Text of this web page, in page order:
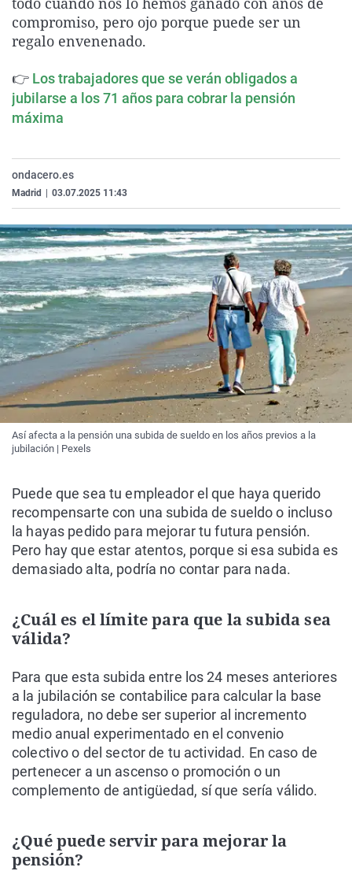
La rosa de los vientos
Caso
Operación Viuda
Extremadura
Navarra
Virales
compromiso, pero ojo porque puede ser un
regalo envenenado.
👉 Los trabajadores que se verán obligados a
jubilarse a los 71 años para cobrar la pensión
máxima
ondacero.es
Madrid 03.07.2025 11:43
Así afecta a la pensión una subida de sueldo en los años previos a la
jubilación | Pexels
Puede que sea tu empleador el que haya querido
recompensarte con una subida de sueldo o incluso
la hayas pedido para mejorar tu futura pensión.
Pero hay que estar atentos, porque si esa subida es
demasiado alta, podría no contar para nada.
¿Cuál es el límite para que la subida sea
válida?
Para que esta subida entre los 24 meses anteriores
a la jubilación se contabilice para calcular la base
reguladora, no debe ser superior al incremento
medio anual experimentado en el convenio
colectivo o del sector de tu actividad. En caso de
pertenecer a un ascenso o promoción o un
complemento de antigüedad, sí que sería válido.
¿Qué puede servir para mejorar la
pensión?